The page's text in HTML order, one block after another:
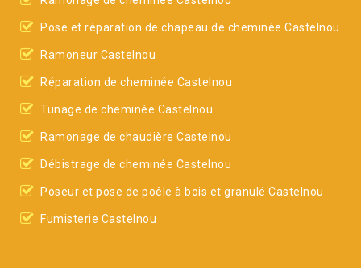
Pose et réparation de chapeau de cheminée Castelnou
Ramoneur Castelnou
Réparation de cheminée Castelnou
Tunage de cheminée Castelnou
Ramonage de chaudière Castelnou
Débistrage de cheminée Castelnou
Poseur et pose de poêle à bois et granulé Castelnou
Fumisterie Castelnou